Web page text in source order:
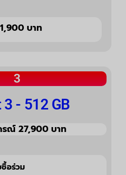
บาท
3
3 - 512 GB
รณ์ 27,900 บาท
อร่วม